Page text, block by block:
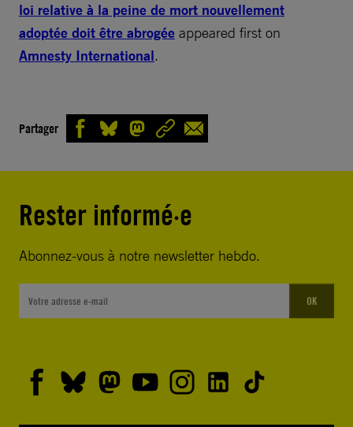
loi relative à la peine de mort nouvellement
adoptée doit être abrogée appeared first on
Amnesty International.
Partager
Rester informé·e
Abonnez-vous à notre newsletter hebdo.
OK